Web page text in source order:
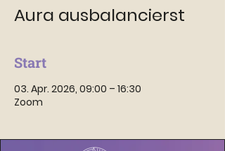
Aura ausbalancierst
Start
03. Apr. 2026, 09:00 – 16:30
Zoom